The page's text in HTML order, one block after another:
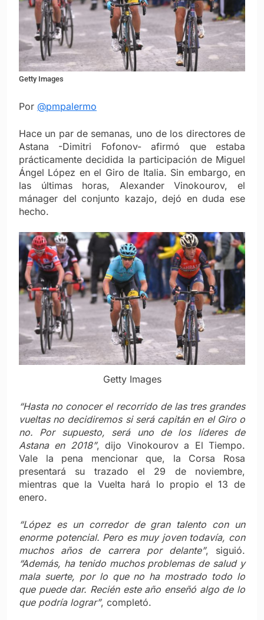
Getty Images
Por @pmpalermo
Hace un par de semanas, uno de los directores de
Astana -Dimitri Fofonov- afirmó que estaba
prácticamente decidida la participación de Miguel
Ángel López en el Giro de Italia. Sin embargo, en
las últimas horas, Alexander Vinokourov, el
mánager del conjunto kazajo, dejó en duda ese
hecho.
Getty Images
“Hasta no conocer el recorrido de las tres grandes
vueltas no decidiremos si será capitán en el Giro o
no. Por supuesto, será uno de los líderes de
Astana en 2018”, dijo Vinokourov a El Tiempo.
Vale la pena mencionar que, la Corsa Rosa
presentará su trazado el 29 de noviembre,
mientras que la Vuelta hará lo propio el 13 de
enero.
“López es un corredor de gran talento con un
enorme potencial. Pero es muy joven todavía, con
muchos años de carrera por delante”, siguió.
“Además, ha tenido muchos problemas de salud y
mala suerte, por lo que no ha mostrado todo lo
que puede dar. Recién este año enseñó algo de lo
que podría lograr”, completó.